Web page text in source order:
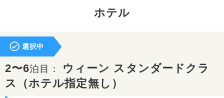
ホテル
選択中
2〜6泊目： ウィーン スタンダードクラ
ス（ホテル指定無し）